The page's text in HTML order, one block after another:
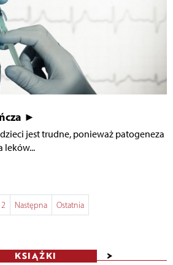
►
jest trudne, ponieważ patogeneza
leków...
2 Następna Ostatnia
KSIĄŻKI >